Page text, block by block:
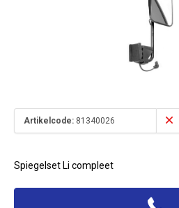
Artikelcode: 81340026
Spiegelset Li compleet